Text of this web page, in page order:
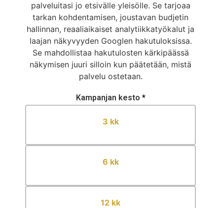
palveluitasi jo etsivälle yleisölle. Se tarjoaa
tarkan kohdentamisen, joustavan budjetin
hallinnan, reaaliaikaiset analytiikkatyökalut ja
laajan näkyvyyden Googlen hakutuloksissa.
Se mahdollistaa hakutulosten kärkipäässä
näkymisen juuri silloin kun päätetään, mistä
palvelu ostetaan.
Kampanjan kesto *
3 kk
6 kk
12 kk